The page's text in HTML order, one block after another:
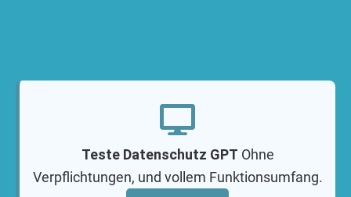
Teste Datenschutz GPT Ohne
Verpflichtungen, und vollem Funktionsumfang.